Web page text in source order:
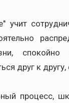
учит
спокойно
друг к
процесс,